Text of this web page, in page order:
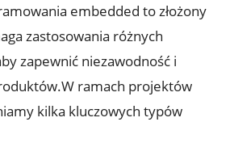
embedded to złożony
zastosowania różnych
zapewnić niezawodność i
ramach projektów
kilka kluczowych typów